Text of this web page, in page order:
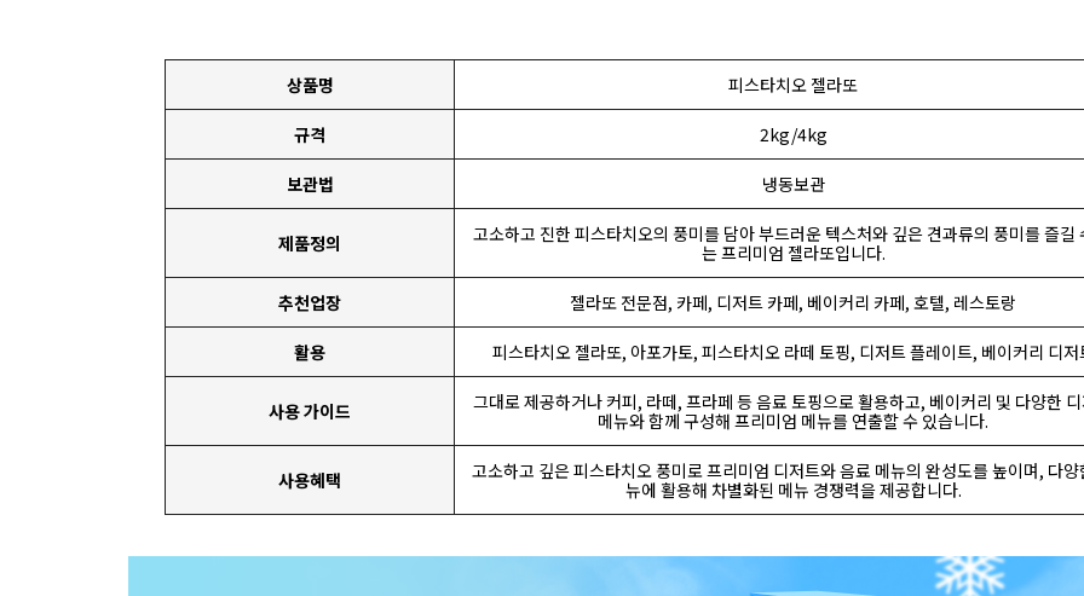
상품명 피스타치오 젤라또
규격 2kg/4kg
보관법 냉동보관
제품정의
고소하고 진한 피스타치오의 풍미를 담아 부드러운 텍스처와 깊은 견과류의 풍미를 즐길
는 프리미엄 젤라또입니다.
추천업장 젤라또 전문점, 카페, 디저트 카페, 베이커리 카페, 호텔, 레스토랑
활용 피스타치오 젤라또, 아포가토, 피스타치오 라떼 토핑, 디저트 플레이트, 베이커리 디저
사용 가이드
그대로 제공하거나 커피, 라떼, 프라페 등 음료 토핑으로 활용하고, 베이커리 및 다양한
메뉴와 함께 구성해 프리미엄 메뉴를 연출할 수 있습니다.
사용혜택
고소하고 깊은 피스타치오 풍미로 프리미엄 디저트와 음료 메뉴의 완성도를 높이며, 다양
뉴에 활용해 차별화된 메뉴 경쟁력을 제공합니다.